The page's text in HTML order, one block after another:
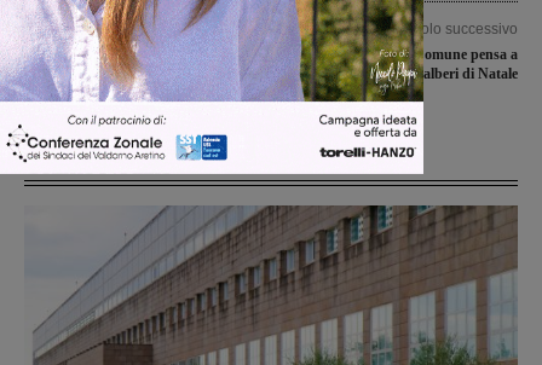
Articolo precedente
Potature, abbattimenti e messa a
dimora di nuovi alberi: al via il piano
del Comune
Articolo successivo
Anche quest’anno il Comune pensa a
ritirare gli alberi di Natale
Ultime Notizie